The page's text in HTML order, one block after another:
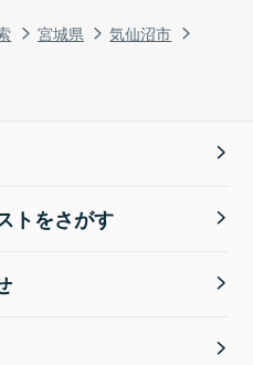
宮城県
気仙沼市
トをさがす